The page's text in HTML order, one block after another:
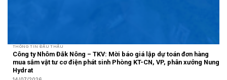
THÔNG TIN ĐẤU THẦU
Công ty Nhôm Đắk Nông – TKV: Mời báo giá lập dự toán đơn hàng
mua sắm vật tư cơ điện phát sinh Phòng KT-CN, VP, phân xưởng Nung
Hydrat